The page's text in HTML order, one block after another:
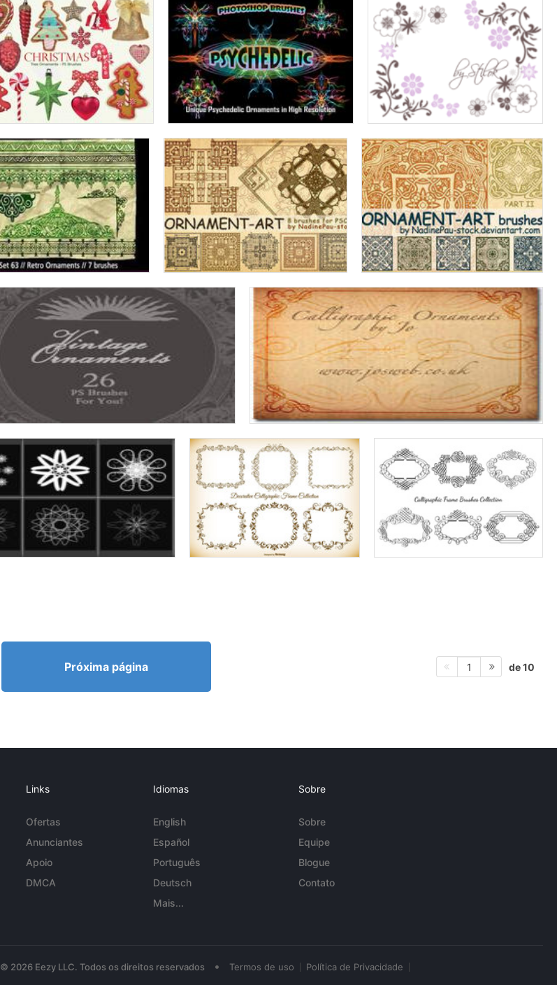
Próxima página 1 de 10
Links
Ofertas
Anunciantes
Apoio
DMCA
Idiomas
English
Español
Português
Deutsch
Mais...
Sobre
Sobre
Equipe
Blogue
Contato
© 2026 Eezy LLC. Todos os direitos reservados • Termos de uso Política de Privacidade